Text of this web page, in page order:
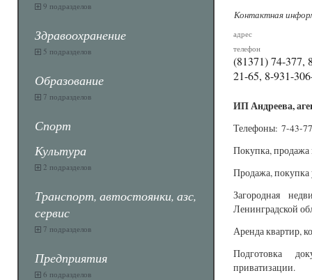
9 подразделов
Здравоохранение
5 подразделов
Образование
7 подразделов
Спорт
Культура
2 подразделов
Транспорт, автостоянки, азс,
сервис
7 подразделов
Предприятия
6 подразделов
Контактная
адрес
телефон
(81371) 74-377,
21-65, 8-931-
ИП Андреева,
Телефоны: 7-43-
Покупка, продажа
Продажа, покупка
Загородная
Ленинградской
Аренда квартир,
Подготовка
приватизации.